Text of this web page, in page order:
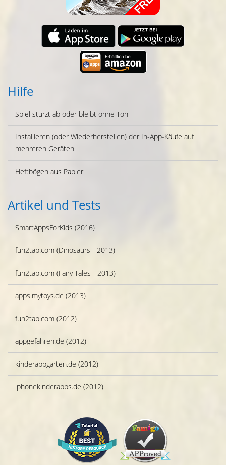
Hilfe
Spiel stürzt ab oder bleibt ohne Ton
Installieren (oder Wiederherstellen) der In-App-Käufe auf
mehreren Geräten
Heftbögen aus Papier
Artikel und Tests
SmartAppsForKids (2016)
fun2tap.com (Dinosaurs - 2013)
fun2tap.com (Fairy Tales - 2013)
apps.mytoys.de (2013)
fun2tap.com (2012)
appgefahren.de (2012)
kinderappgarten.de (2012)
iphonekinderapps.de (2012)